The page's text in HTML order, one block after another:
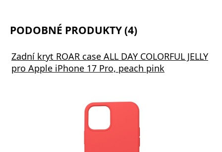
PODOBNÉ PRODUKTY (4)
Zadní kryt ROAR case ALL DAY COLORFUL JELLY
pro Apple iPhone 17 Pro, peach pink